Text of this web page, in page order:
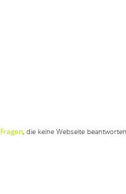
Fragen, die keine Webseite